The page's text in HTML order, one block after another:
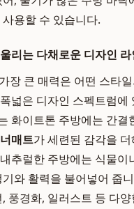
용할 수 있습니다.
리는 다채로운 디자인 라
장 큰 매력은 어떤 스타
넓은 디자인 스펙트럼에
화이트톤 주방에는 간결
매트가 세련된 감각을
추럴한 주방에는 식물이
와 활력을 불어넣어 줍
풍경화, 일러스트 등 다